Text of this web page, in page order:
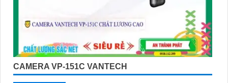
CAMERA VP-151C VANTECH